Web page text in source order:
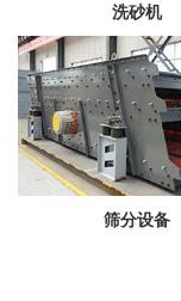
洗砂机
筛分设备